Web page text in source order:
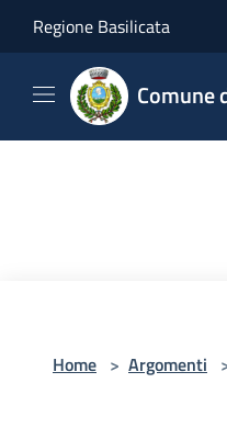
Regione Basilicata
Comune
Home > Argomenti